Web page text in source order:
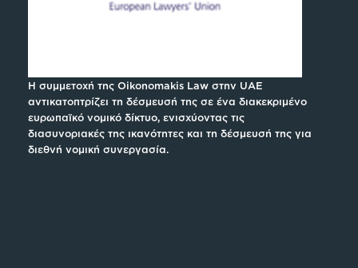
Η συμμετοχή της Oikonomakis Law στην UAE
αντικατοπτρίζει τη δέσμευσή της σε ένα διακεκριμένο
ευρωπαϊκό νομικό δίκτυο, ενισχύοντας τις
διασυνοριακές της ικανότητες και τη δέσμευσή της για
διεθνή νομική συνεργασία.